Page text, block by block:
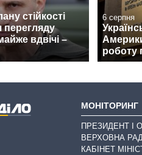
стійкості
перегляду
вдвічі –
6 серпня
роботу
МОНІТОРИНГ
ПРЕЗИДЕНТ І
ВЕРХОВНА
КАБІНЕТ